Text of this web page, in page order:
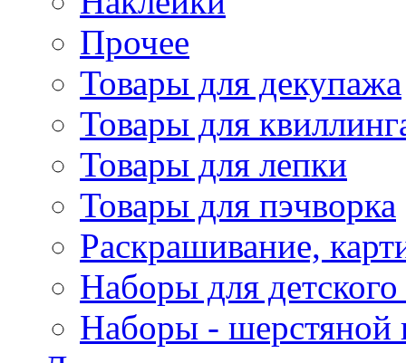
Прочее
Товары для декупажа
Товары для
Товары для лепки
Товары для пэчворка
Раскрашивание,
Наборы для
Наборы - шерстяной